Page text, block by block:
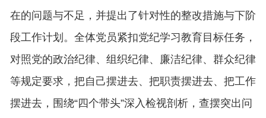
在的问题与不足，并提出了针对性的整改措施与下阶
段工作计划。全体党员紧扣党纪学习教育目标任务，
对照党的政治纪律、组织纪律、廉洁纪律、群众纪律
等规定要求，把自己摆进去、把职责摆进去、把工作
摆进去，围绕“四个带头”深入检视剖析，查摆突出问